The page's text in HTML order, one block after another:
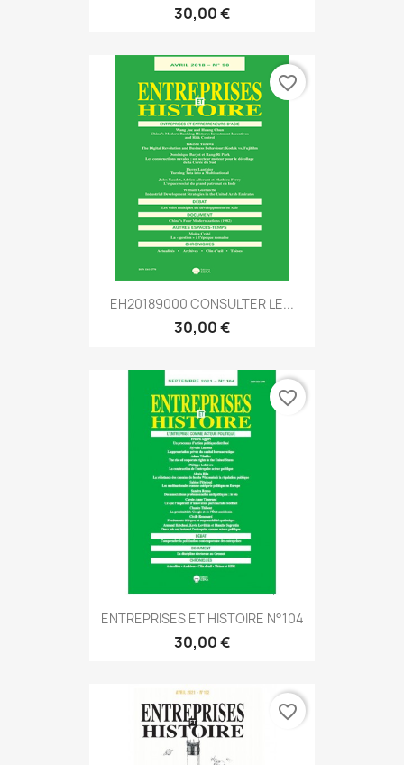
30,00 €
EH20189000 CONSULTER LE...
30,00 €
favorite_border
ENTREPRISES ET HISTOIRE N°104
30,00 €
favorite_border
favorite_border